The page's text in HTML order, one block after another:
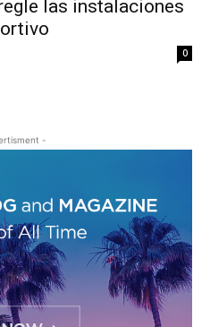
las instalaciones
0
-